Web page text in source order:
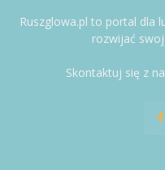
Ruszglowa.pl to portal dla
rozwijać
Skontaktuj się z